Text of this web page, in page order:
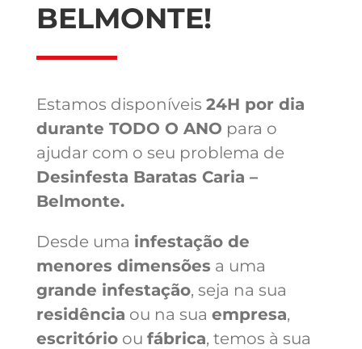
BELMONTE!
Estamos disponíveis 24H por dia
durante TODO O ANO para o
ajudar com o seu problema de
Desinfesta Baratas Caria –
Belmonte.
Desde uma infestação de
menores dimensões a uma
grande infestação, seja na sua
residência ou na sua empresa,
escritório ou fábrica, temos à sua